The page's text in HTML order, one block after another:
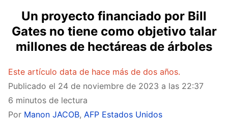
Un proyecto financiado por Bill
Gates no tiene como objetivo talar
millones de hectáreas de árboles
Este artículo data de hace más de dos años.
Publicado el 24 de noviembre de 2023 a las 22:37
6 minutos de lectura
Por Manon JACOB, AFP Estados Unidos